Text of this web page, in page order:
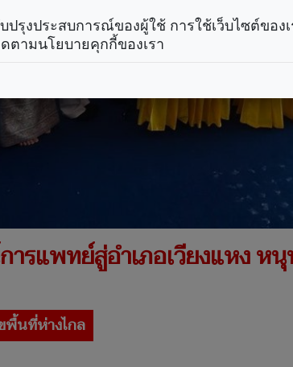
รแพทย์สู่อำเภอเวียงแหง ห
พื้นที่ห่างไกล
ปรุงประสบการณ์ของผู้ใช้ การใช้เว็บไซต์ของ
ตามนโยบายคุกกี้ของเรา